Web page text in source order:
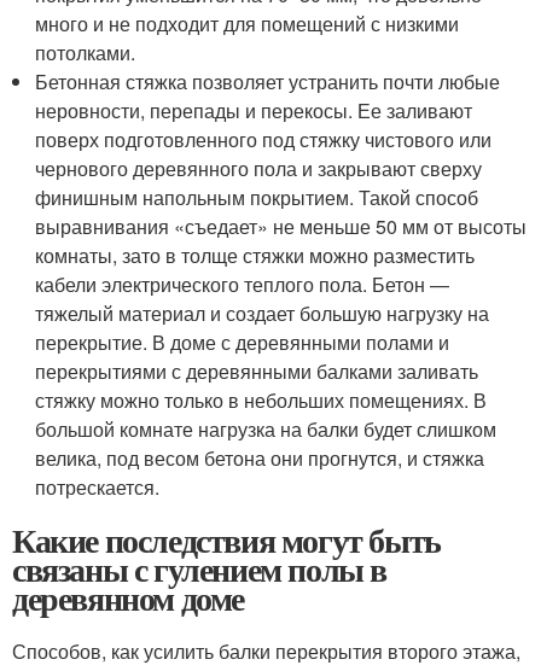
много и не подходит для помещений с низкими
потолками.
Бетонная стяжка позволяет устранить почти любые
неровности, перепады и перекосы. Ее заливают
поверх подготовленного под стяжку чистового или
чернового деревянного пола и закрывают сверху
финишным напольным покрытием. Такой способ
выравнивания «съедает» не меньше 50 мм от высоты
комнаты, зато в толще стяжки можно разместить
кабели электрического теплого пола. Бетон —
тяжелый материал и создает большую нагрузку на
перекрытие. В доме с деревянными полами и
перекрытиями с деревянными балками заливать
стяжку можно только в небольших помещениях. В
большой комнате нагрузка на балки будет слишком
велика, под весом бетона они прогнутся, и стяжка
потрескается.
Какие последствия могут быть
связаны с гулением полы в
деревянном доме
Способов, как усилить балки перекрытия второго этажа,